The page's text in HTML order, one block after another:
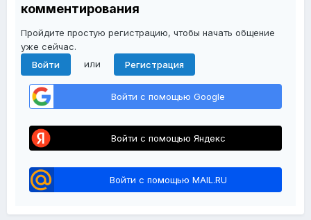
комментирования
Пройдите простую регистрацию, чтобы начать общение
уже сейчас.
Войти
или Регистрация
Войти с помощью Google
Войти с помощью Яндекс
Войти с помощью MAIL.RU